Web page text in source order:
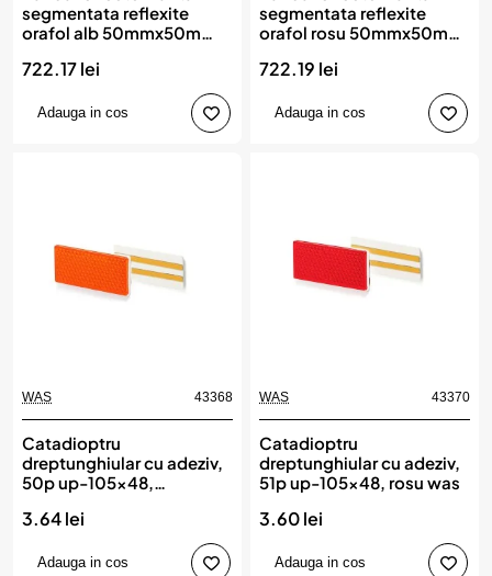
segmentata reflexite
orafol alb 50mmx50m
722.17 lei
Adauga in cos
segmentata reflexite
orafol rosu 50mmx50m
722.19 lei
Adauga in cos
WAS 43368
Catadioptru
dreptunghiular cu adeziv,
50p up-105x48,
3.64 lei
Adauga in cos
WAS 43370
Catadioptru
dreptunghiular cu adeziv,
51p up-105x48, rosu was
3.60 lei
Adauga in cos